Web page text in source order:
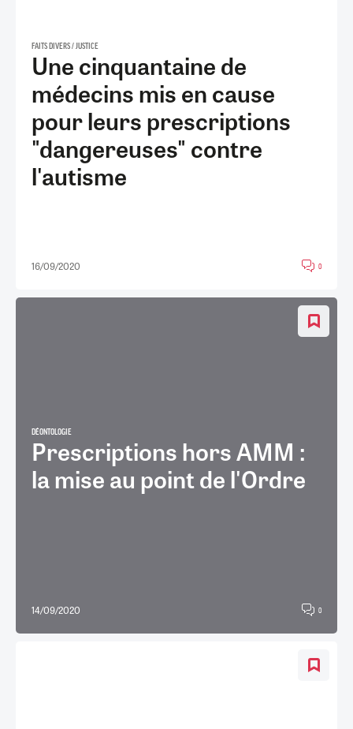
FAITS DIVERS / JUSTICE
Une cinquantaine de
médecins mis en cause
pour leurs prescriptions
"dangereuses" contre
l'autisme
16/09/2020 0
DÉONTOLOGIE
Prescriptions hors AMM :
la mise au point de l'Ordre
14/09/2020 0